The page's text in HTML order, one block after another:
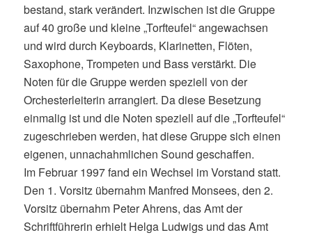
bestand, stark verändert. Inzwischen ist die Gruppe
auf 40 große und kleine „Torfteufel“ angewachsen
und wird durch Keyboards, Klarinetten, Flöten,
Saxophone, Trompeten und Bass verstärkt. Die
Noten für die Gruppe werden speziell von der
Orchesterleiterin arrangiert. Da diese Besetzung
einmalig ist und die Noten speziell auf die „Torfteufel“
zugeschrieben werden, hat diese Gruppe sich einen
eigenen, unnachahmlichen Sound geschaffen.
Im Februar 1997 fand ein Wechsel im Vorstand statt.
Den 1. Vorsitz übernahm Manfred Monsees, den 2.
Vorsitz übernahm Peter Ahrens, das Amt der
Schriftführerin erhielt Helga Ludwigs und das Amt